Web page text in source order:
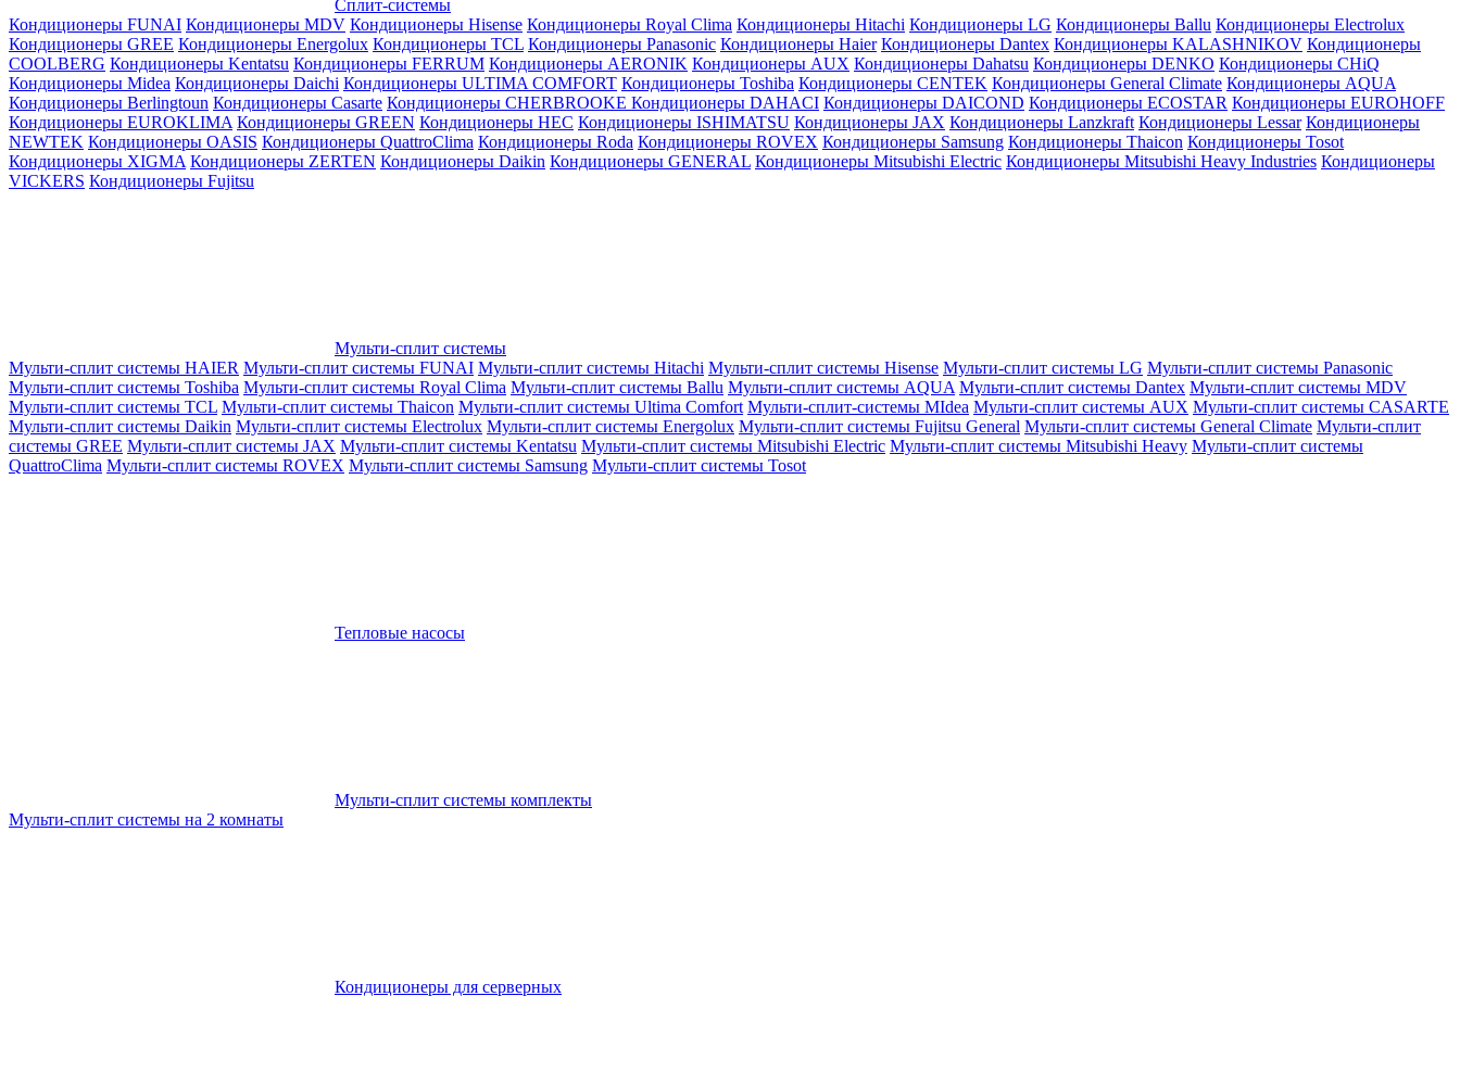
Сплит-системы
Кондиционеры FUNAI Кондиционеры MDV Кондиционеры Hisense Кондиционеры Royal Clima Кондиционеры Hitachi Кондиционеры LG Кондиционеры Ballu Кондиционеры Electrolux
Кондиционеры GREE Кондиционеры Energolux Кондиционеры TCL Кондиционеры Panasonic Кондиционеры Haier Кондиционеры Dantex Кондиционеры KALASHNIKOV Кондиционеры
СOOLBERG Кондиционеры Kentatsu Кондиционеры FERRUM Кондиционеры AERONIK Кондиционеры AUX Кондиционеры Dahatsu Кондиционеры DENKO Кондиционеры CHiQ
Кондиционеры Midea Кондиционеры Daichi Кондиционеры ULTIMA COMFORT Кондиционеры Toshiba Кондиционеры CENTEK Кондиционеры General Climate Кондиционеры AQUA
Кондиционеры Berlingtoun Кондиционеры Casarte Кондиционеры CHERBROOKE Кондиционеры DAHACI Кондиционеры DAICOND Кондиционеры ECOSTAR Кондиционеры EUROHOFF
Кондиционеры EUROKLIMA Кондиционеры GREEN Кондиционеры HEC Кондиционеры ISHIMATSU Кондиционеры JAX Кондиционеры Lanzkraft Кондиционеры Lessar Кондиционеры
NEWTEK Кондиционеры OASIS Кондиционеры QuattroClima Кондиционеры Roda Кондиционеры ROVEX Кондиционеры Samsung Кондиционеры Thaicon Кондиционеры Tosot
Кондиционеры XIGMA Кондиционеры ZERTEN Кондиционеры Daikin Кондиционеры GENERAL Кондиционеры Mitsubishi Electric Кондиционеры Mitsubishi Heavy Industries Кондиционеры
VICKERS Кондиционеры Fujitsu
Мульти-сплит системы
Мульти-сплит системы HAIER Мульти-сплит системы FUNAI Мульти-сплит системы Hitachi Мульти-сплит системы Hisense Мульти-сплит системы LG Мульти-сплит системы Panasonic
Мульти-сплит системы Toshiba Мульти-сплит системы Royal Clima Мульти-сплит системы Ballu Мульти-сплит системы AQUA Мульти-сплит системы Dantex Мульти-сплит системы MDV
Мульти-сплит системы TCL Мульти-сплит системы Thaicon Мульти-сплит системы Ultima Comfort Мульти-сплит-системы MIdea Мульти-сплит системы AUX Мульти-сплит системы CASARTE
Мульти-сплит системы Daikin Мульти-сплит системы Electrolux Мульти-сплит системы Energolux Мульти-сплит системы Fujitsu General Мульти-сплит системы General Climate Мульти-сплит
системы GREE Мульти-сплит системы JAX Мульти-сплит системы Kentatsu Мульти-сплит системы Mitsubishi Electric Мульти-сплит системы Mitsubishi Heavy Мульти-сплит системы
QuattroClima Мульти-сплит системы ROVEX Мульти-сплит системы Samsung Мульти-сплит системы Tosot
Тепловые насосы
Мульти-сплит системы комплекты
Мульти-сплит системы на 2 комнаты
Кондиционеры для серверных